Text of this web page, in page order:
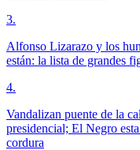
3.
Alfonso Lizarazo y los
están: la lista de grandes
4.
Vandalizan puente de la
presidencial; El Negro
cordura